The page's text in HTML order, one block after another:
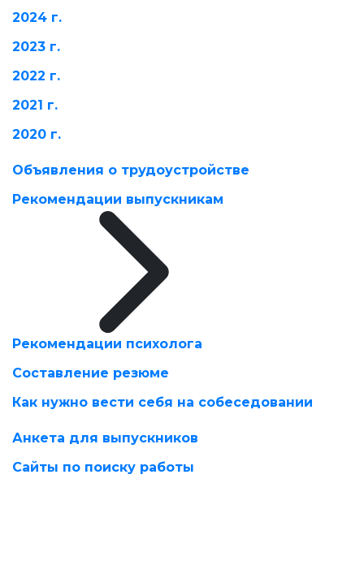
2024 г.
2023 г.
2022 г.
2021 г.
2020 г.
Объявления о трудоустройстве
Рекомендации выпускникам
Рекомендации психолога
Составление резюме
Как нужно вести себя на собеседовании
Анкета для выпускников
Сайты по поиску работы